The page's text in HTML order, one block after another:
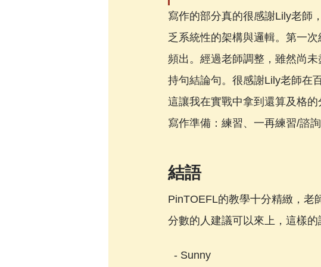
寫作的部分真的很感謝Lily老師
乏系統性的架構與邏輯。第一
頻出。經過老師調整，雖然尚
持句結論句。很感謝Lily老師在
這讓我在實戰中拿到還算及格的
寫作準備 ：練習、一再練習/諮
結語
PinTOEFL的教學十分精緻，老
分數的人建議可以來上，這樣
  - Sunny